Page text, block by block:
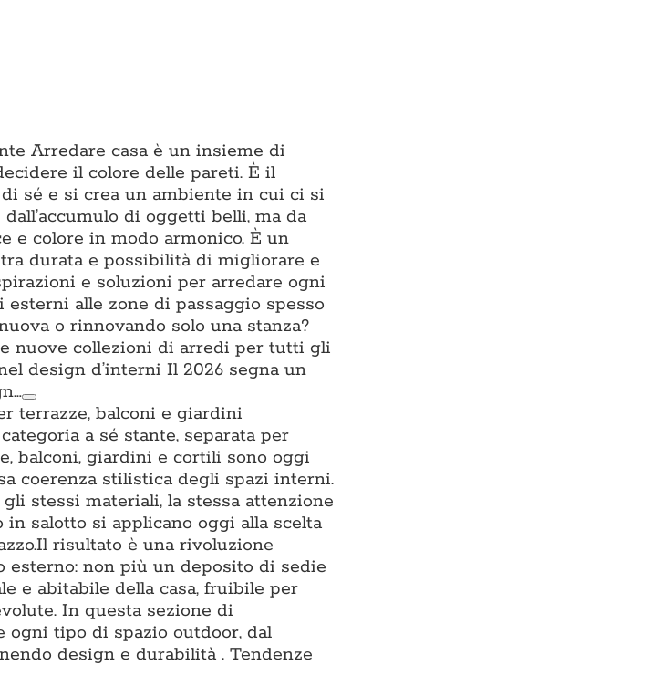
Arredare casa è un insieme di
il colore delle pareti. È il
sé e si crea un ambiente in cui ci si
di oggetti belli, ma da
e colore in modo armonico. È un
durata e possibilità di migliorare e
e soluzioni per arredare ogni
esterni alle zone di passaggio spesso
o rinnovando solo una stanza?
nuove collezioni di arredi per tutti gli
design d’interni Il 2026 segna un
terrazze, balconi e giardini
a sé stante, separata per
balconi, giardini e cortili sono oggi
coerenza stilistica degli spazi interni.
stessi materiali, la stessa attenzione
salotto si applicano oggi alla scelta
risultato è una rivoluzione
esterno: non più un deposito di sedie
e abitabile della casa, fruibile per
In questa sezione di
ogni tipo di spazio outdoor, dal
design e durabilità . Tendenze